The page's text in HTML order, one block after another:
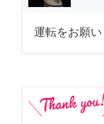
運転をお願い